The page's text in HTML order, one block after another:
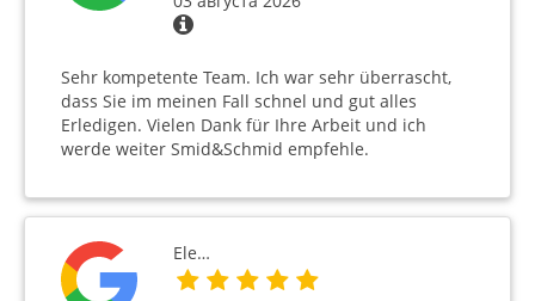
Sehr kompetente Team. Ich war sehr überrascht,
dass Sie im meinen Fall schnel und gut alles
Erledigen. Vielen Dank für Ihre Arbeit und ich
werde weiter Smid&Schmid empfehle.
Ele…